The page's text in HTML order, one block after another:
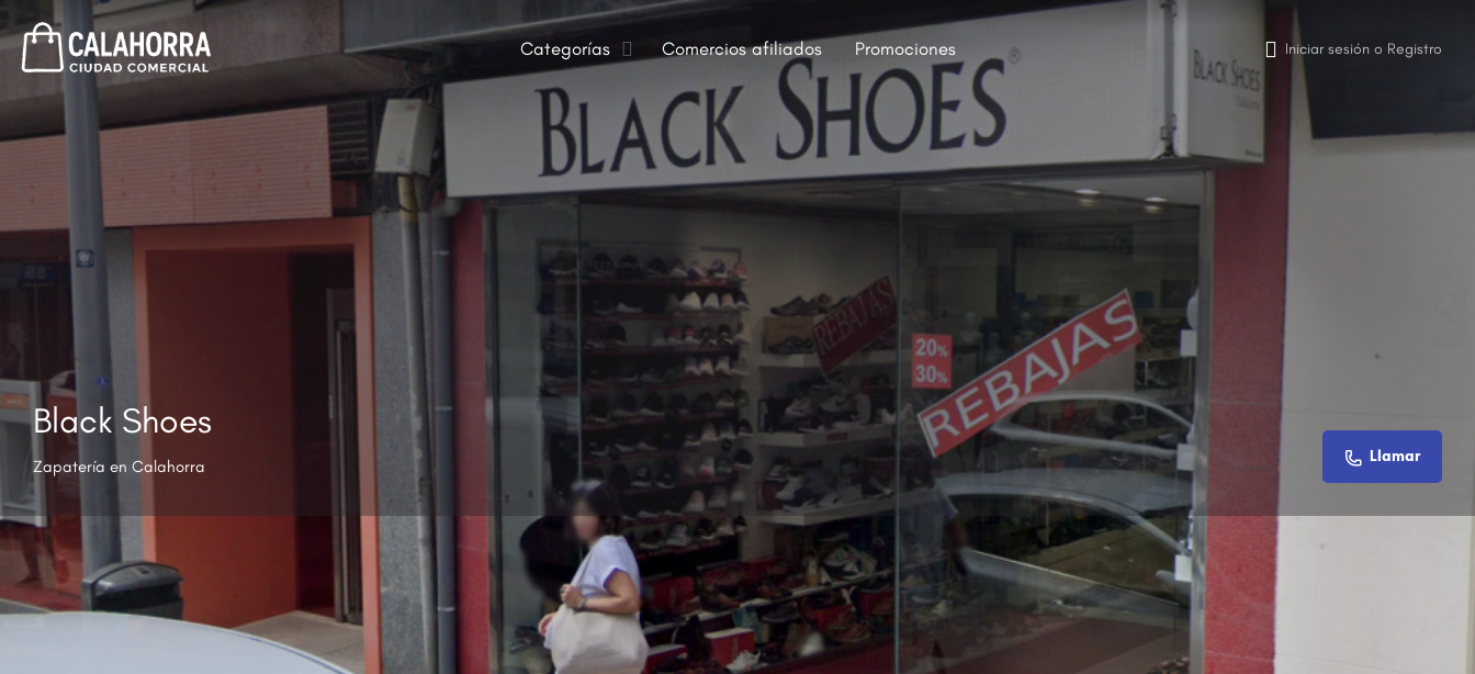
Categorías Comercios afiliados Promociones Iniciar sesión o Registro
Black Shoes
Zapatería en Calahorra Llamar
Información Opiniones
Cómo llegar Llamar a la tienda Visitar web